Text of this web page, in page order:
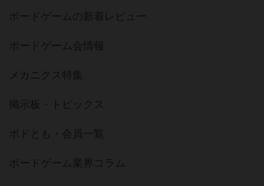
ボードゲームの新着レビュー
ボードゲーム会情報
メカニクス特集
掲示板・トピックス
ボドとも・会員一覧
ボードゲーム業界コラム